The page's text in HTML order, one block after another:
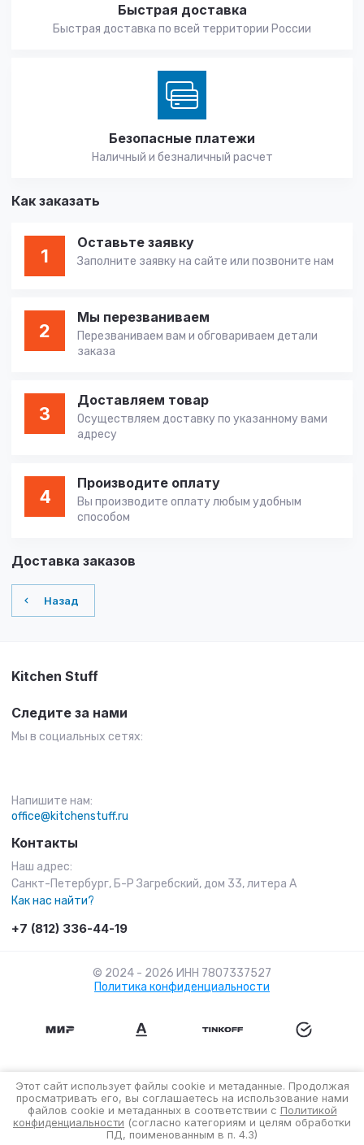
Быстрая доставка
Быстрая доставка по всей территории России
Безопасные платежи
Наличный и безналичный расчет
Как заказать
1
Оставьте заявку
Заполните заявку на сайте или позвоните нам
2
Мы перезваниваем
Перезваниваем вам и обговариваем детали
заказа
3
Доставляем товар
Осуществляем доставку по указанному вами
адресу
4
Производите оплату
Вы производите оплату любым удобным
способом
Доставка заказов
Назад
Kitchen Stuff
Следите за нами
Мы в социальных сетях:
Напишите нам:
office@kitchenstuff.ru
Контакты
Наш адрес:
Санкт-Петербург, Б-Р Загребский, дом 33, литера А
Как нас найти?
+7 (812) 336-44-19
© 2024 - 2026 ИНН 7807337527
Политика конфиденциальности
Этот сайт использует файлы cookie и метаданные. Продолжая
просматривать его, вы соглашаетесь на использование нами
файлов cookie и метаданных в соответствии с Политикой
конфиденциальности (согласно категориям и целям обработки
ПД, поименованным в п. 4.3)